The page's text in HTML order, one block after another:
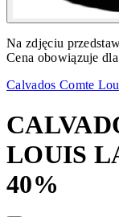
Na zdjęciu
Cena obowiązuje
Calvados Comte
LOUIS
40%